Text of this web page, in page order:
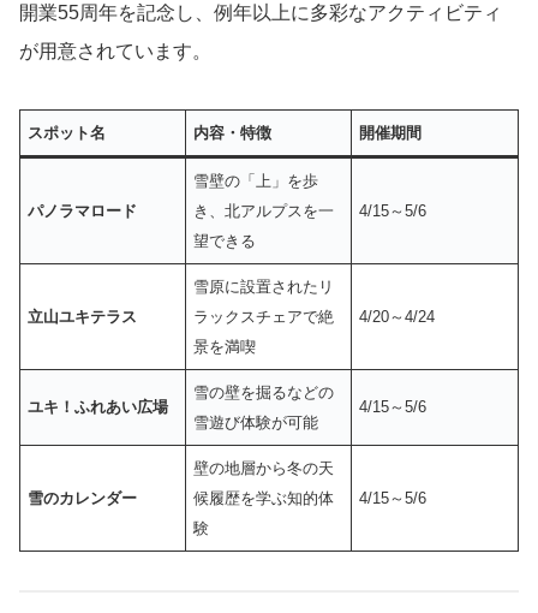
開業55周年を記念し、例年以上に多彩なアクティビティ
が用意されています。
スポット名 内容・特徴 開催期間
パノラマロード
雪壁の「上」を歩
き、北アルプスを一
望できる
4/15～5/6
立山ユキテラス
雪原に設置されたリ
ラックスチェアで絶
景を満喫
4/20～4/24
ユキ！ふれあい広場
雪の壁を掘るなどの
雪遊び体験が可能
4/15～5/6
雪のカレンダー
壁の地層から冬の天
候履歴を学ぶ知的体
験
4/15～5/6